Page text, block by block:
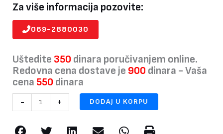
Za više informacija pozovite:
069-2880030
Uštedite 350 dinara poručivanjem online.
Redovna cena dostave je 900 dinara - Vaša
cena 550 dinara
-
20"
+ DODAJ U KORPU